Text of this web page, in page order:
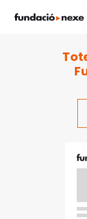
Labs Projectes
index.php